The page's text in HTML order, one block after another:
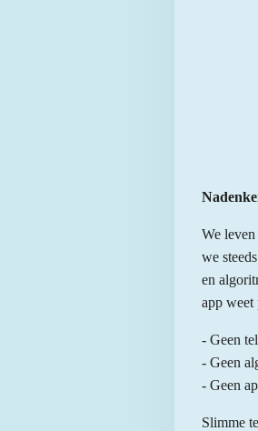
We
we
en
app weet
- Geen
- Geen
- Geen
Slimme